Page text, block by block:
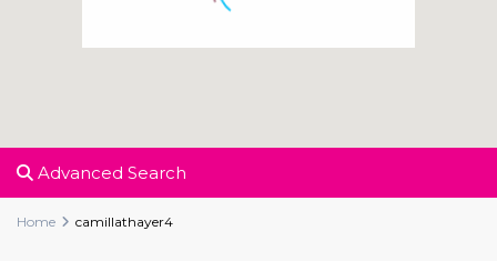
Advanced Search
Home camillathayer4